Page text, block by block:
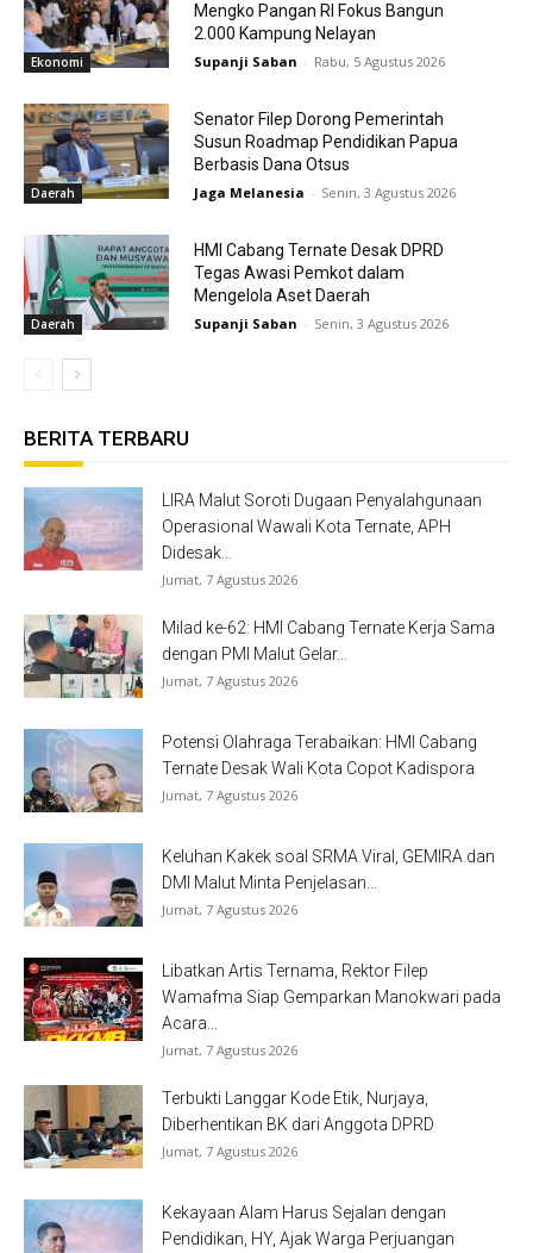
Ekonomi
Mengko Pangan RI Fokus Bangun
2.000 Kampung Nelayan
Supanji Saban - Rabu, 5 Agustus 2026
Daerah
Senator Filep Dorong Pemerintah
Susun Roadmap Pendidikan Papua
Berbasis Dana Otsus
Jaga Melanesia - Senin, 3 Agustus 2026
Daerah
HMI Cabang Ternate Desak DPRD
Tegas Awasi Pemkot dalam
Mengelola Aset Daerah
Supanji Saban - Senin, 3 Agustus 2026
BERITA TERBARU
LIRA Malut Soroti Dugaan Penyalahgunaan
Operasional Wawali Kota Ternate, APH
Didesak...
Jumat, 7 Agustus 2026
Milad ke-62: HMI Cabang Ternate Kerja Sama
dengan PMI Malut Gelar...
Jumat, 7 Agustus 2026
Potensi Olahraga Terabaikan: HMI Cabang
Ternate Desak Wali Kota Copot Kadispora
Jumat, 7 Agustus 2026
Keluhan Kakek soal SRMA Viral, GEMIRA dan
DMI Malut Minta Penjelasan...
Jumat, 7 Agustus 2026
Libatkan Artis Ternama, Rektor Filep
Wamafma Siap Gemparkan Manokwari pada
Acara...
Jumat, 7 Agustus 2026
Terbukti Langgar Kode Etik, Nurjaya,
Diberhentikan BK dari Anggota DPRD
Jumat, 7 Agustus 2026
Kekayaan Alam Harus Sejalan dengan
Pendidikan, HY, Ajak Warga Perjuangan